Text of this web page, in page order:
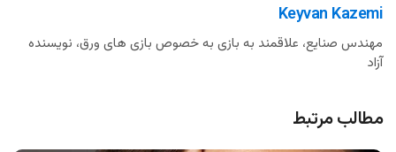
Keyvan Kazemi
مهندس صنایع، علاقمند به بازی به خصوص بازی های ورق، نویسنده
آزاد
مطالب مرتبط